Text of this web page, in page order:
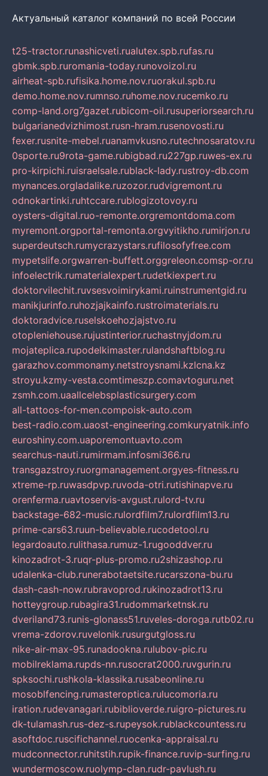
Актуальный каталог компаний по всей России
t25-tractor.runashicveti.rualutex.spb.rufas.ru
gbmk.spb.ruromania-today.runovoizol.ru
airheat-spb.rufisika.home.nov.ruorakul.spb.ru
demo.home.nov.rumnso.ruhome.nov.rucemko.ru
comp-land.org7gazet.rubicom-oil.rusuperiorsearch.ru
bulgarianedvizhimost.rusn-hram.rusenovosti.ru
fexer.rusnite-mebel.ruanamvkusno.rutechnosaratov.ru
0sporte.ru9rota-game.rubigbad.ru227gp.ruwes-ex.ru
pro-kirpichi.ruisraelsale.rublack-lady.rustroy-db.com
mynances.orgladalike.ruzozor.rudvigremont.ru
odnokartinki.ruhtccare.rublogizotovoy.ru
oysters-digital.ruo-remonte.orgremontdoma.com
myremont.orgportal-remonta.orgvyitikho.rumirjon.ru
superdeutsch.rumycrazystars.rufilosofyfree.com
mypetslife.orgwarren-buffett.orggreleon.comsp-or.ru
infoelectrik.rumaterialexpert.rudetkiexpert.ru
doktorvilechit.ruvsesvoimirykami.ruinstrumentgid.ru
manikjurinfo.ruhozjajkainfo.rustroimaterials.ru
doktoradvice.ruselskoehozjajstvo.ru
otopleniehouse.rujustinterior.ruchastnyjdom.ru
mojateplica.rupodelkimaster.rulandshaftblog.ru
garazhov.commonamy.netstroysnami.kzlcna.kz
stroyu.kzmy-vesta.comtimeszp.comavtoguru.net
zsmh.com.uaallcelebsplasticsurgery.com
all-tattoos-for-men.compoisk-auto.com
best-radio.com.uaost-engineering.comkuryatnik.info
euroshiny.com.uaporemontuavto.com
searchus-nauti.rumirmam.infosmi366.ru
transgazstroy.ruorgmanagement.orgyes-fitness.ru
xtreme-rp.ruwasdpvp.ruvoda-otri.rutishinapve.ru
orenferma.ruavtoservis-avgust.rulord-tv.ru
backstage-682-music.rulordfilm7.rulordfilm13.ru
prime-cars63.ruun-believable.rucodetool.ru
legardoauto.rulithasa.rumuz-1.rugooddver.ru
kinozadrot-3.ruqr-plus-promo.ru2shizashop.ru
udalenka-club.runerabotaetsite.rucarszona-bu.ru
dash-cash-now.rubravoprod.rukinozadrot13.ru
hotteygroup.rubagira31.rudommarketnsk.ru
dveriland73.runis-glonass51.ruveles-doroga.rutb02.ru
vrema-zdorov.ruvelonik.rusurgutgloss.ru
nike-air-max-95.runadookna.rulubov-pic.ru
mobilreklama.rupds-nn.rusocrat2000.ruvgurin.ru
spksochi.rushkola-klassika.rusabeonline.ru
mosoblfencing.rumasteroptica.rulucomoria.ru
iration.rudevanagari.rubiblioverde.ruigro-pictures.ru
dk-tulamash.rus-dez-s.rupeysok.rublackcountess.ru
asoftdoc.ruscifichannel.ruocenka-appraisal.ru
mudconnector.ruhitstih.rupik-finance.ruvip-surfing.ru
wundermoscow.ruolymp-clan.rudr-pavlush.ru